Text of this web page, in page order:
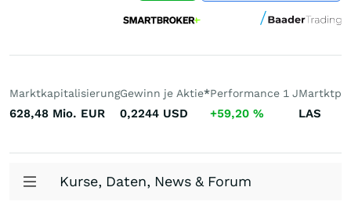
Marktkapitalisierung
628,48 Mio. EUR
Gewinn je Aktie*
0,2244 USD
Performance 1 J
+59,20 % LAS
Kurse, Daten, News & Forum